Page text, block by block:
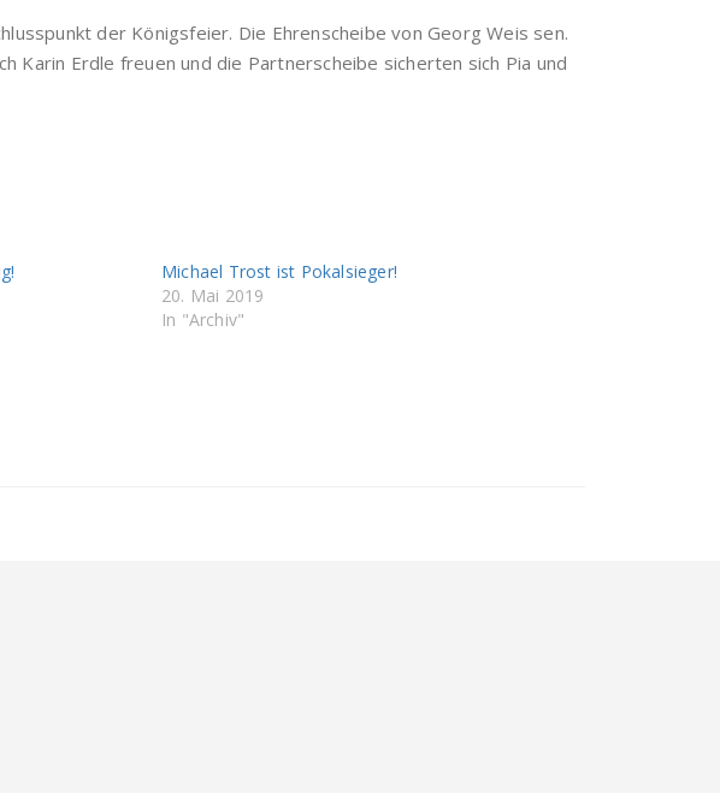
der Königsfeier. Die Ehrenscheibe von Georg Weis sen.
Karin Erdle freuen und die Partnerscheibe sicherten sich Pia und
Michael Trost ist Pokalsieger!
20. Mai 2019
In "Archiv"